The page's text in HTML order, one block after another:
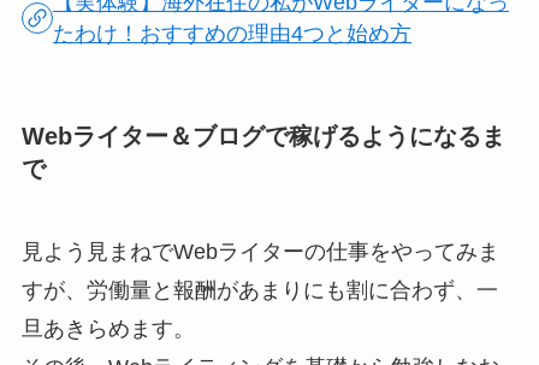
たわけ！おすすめの理由4つと始め方
Webライター＆ブログで稼げるようになるま
で
見よう見まねでWebライターの仕事をやってみま
すが、労働量と報酬があまりにも割に合わず、一
旦あきらめます。